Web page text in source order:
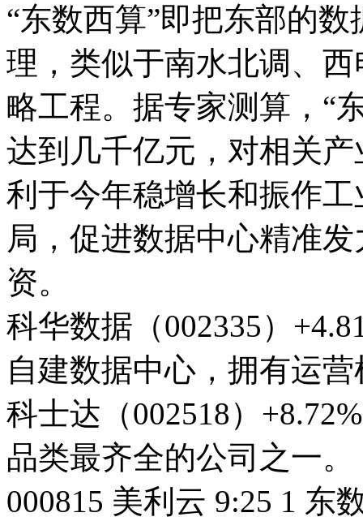
“东数西算”即把东部的
理，类似于南水北调、
略工程。据专家测算，“
达到几千亿元，对相关
利于今年稳增长和振作
局，促进数据中心精准
资。
科华数据（002335）
自建数据中心，拥有运
科士达（002518）
品类最齐全的公司之一。
000815 美利云 9:25 1 东